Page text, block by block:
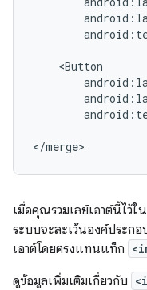
</merge>
เมื่อคุณรวมเลย์เอาต์นี้ไว้ใ
ระบบจะละเว้นองค์ประกอ
เอาต์โดยตรงแทนแท็ก
ดูข้อมูลเพิ่มเติมเกี่ยวกับ